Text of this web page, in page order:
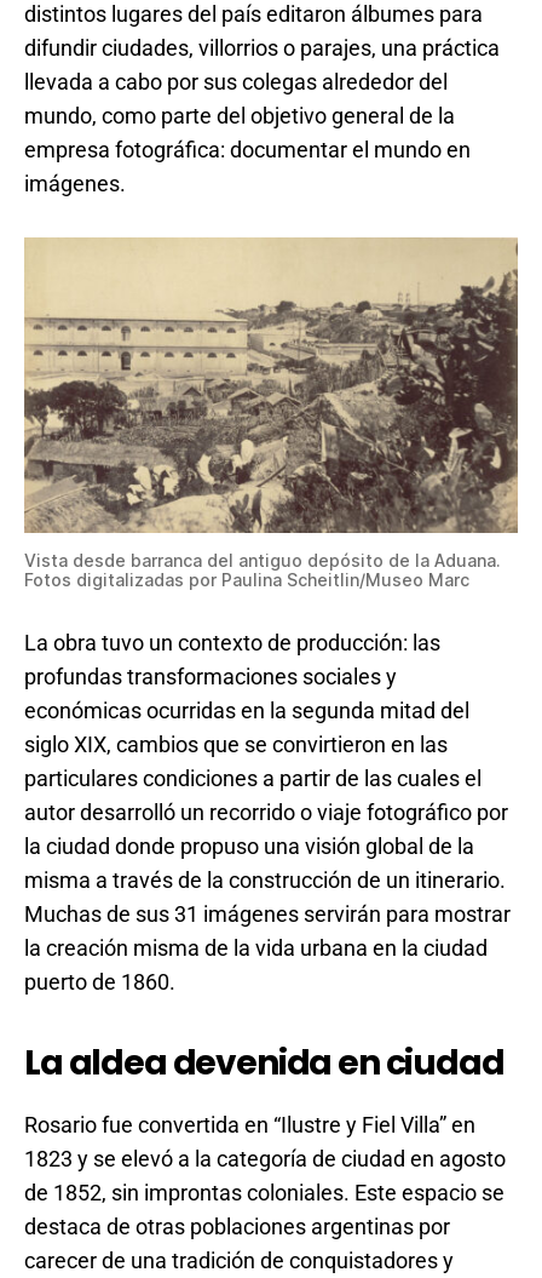
distintos lugares del país editaron álbumes para
difundir ciudades, villorrios o parajes, una práctica
llevada a cabo por sus colegas alrededor del
mundo, como parte del objetivo general de la
empresa fotográfica: documentar el mundo en
imágenes.
Vista desde barranca del antiguo depósito de la Aduana.
Fotos digitalizadas por Paulina Scheitlin/Museo Marc
La obra tuvo un contexto de producción: las
profundas transformaciones sociales y
económicas ocurridas en la segunda mitad del
siglo XIX, cambios que se convirtieron en las
particulares condiciones a partir de las cuales el
autor desarrolló un recorrido o viaje fotográfico por
la ciudad donde propuso una visión global de la
misma a través de la construcción de un itinerario.
Muchas de sus 31 imágenes servirán para mostrar
la creación misma de la vida urbana en la ciudad
puerto de 1860.
La aldea devenida en ciudad
Rosario fue convertida en “Ilustre y Fiel Villa” en
1823 y se elevó a la categoría de ciudad en agosto
de 1852, sin improntas coloniales. Este espacio se
destaca de otras poblaciones argentinas por
carecer de una tradición de conquistadores y